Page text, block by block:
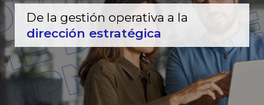
De la gestión operativa a la
dirección estratégica